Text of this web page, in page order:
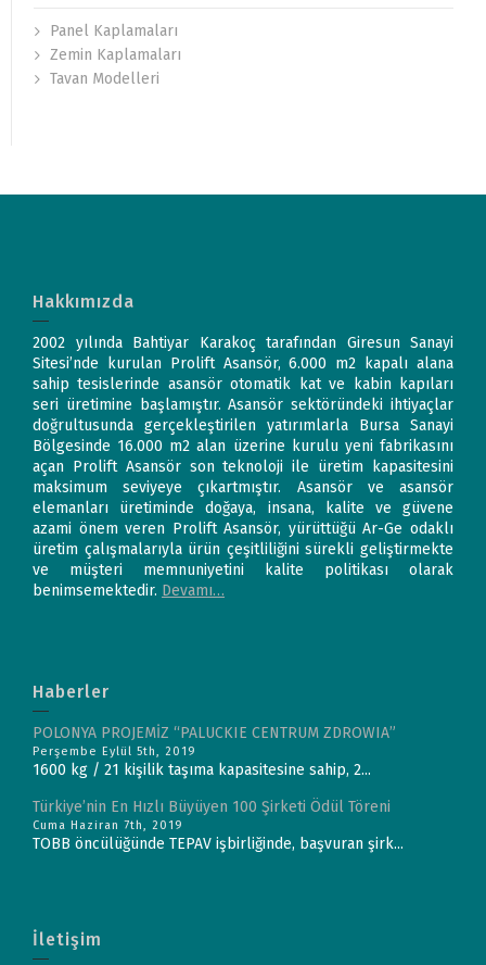
Panel Kaplamaları
Zemin Kaplamaları
Tavan Modelleri
Hakkımızda
2002 yılında Bahtiyar Karakoç tarafından Giresun Sanayi
Sitesi’nde kurulan Prolift Asansör, 6.000 m2 kapalı alana
sahip tesislerinde asansör otomatik kat ve kabin kapıları
seri üretimine başlamıştır. Asansör sektöründeki ihtiyaçlar
doğrultusunda gerçekleştirilen yatırımlarla Bursa Sanayi
Bölgesinde 16.000 m2 alan üzerine kurulu yeni fabrikasını
açan Prolift Asansör son teknoloji ile üretim kapasitesini
maksimum seviyeye çıkartmıştır. Asansör ve asansör
elemanları üretiminde doğaya, insana, kalite ve güvene
azami önem veren Prolift Asansör, yürüttüğü Ar-Ge odaklı
üretim çalışmalarıyla ürün çeşitliliğini sürekli geliştirmekte
ve müşteri memnuniyetini kalite politikası olarak
benimsemektedir. Devamı…
Haberler
POLONYA PROJEMİZ “PALUCKIE CENTRUM ZDROWIA”
Perşembe Eylül 5th, 2019
1600 kg / 21 kişilik taşıma kapasitesine sahip, 2...
Türkiye’nin En Hızlı Büyüyen 100 Şirketi Ödül Töreni
Cuma Haziran 7th, 2019
TOBB öncülüğünde TEPAV işbirliğinde, başvuran şirk...
İletişim